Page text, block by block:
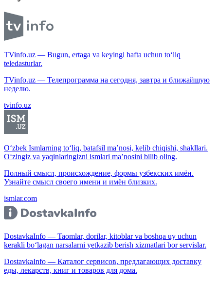
TVinfo.uz — Bugun, ertaga va keyingi hafta uchun to‘liq
teledasturlar.
TVinfo.uz — Телепрограмма на сегодня, завтра и ближайшую
неделю.
tvinfo.uz
O‘zbek Ismlarning to‘liq, batafsil ma’nosi, kelib chiqishi, shakllari.
O‘zingiz va yaqinlaringizni ismlari ma’nosini bilib oling.
Полный смысл, происхождение, формы узбекских имён.
Узнайте смысл своего имени и имён близких.
ismlar.com
DostavkaInfo — Taomlar, dorilar, kitoblar va boshqa uy uchun
kerakli bo‘lagan narsalarni yetkazib berish xizmatlari bor servislar.
DostavkaInfo — Каталог сервисов, предлагающих доставку
еды, лекарств, книг и товаров для дома.